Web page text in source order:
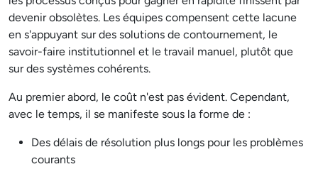
devenir obsolètes. Les équipes compensent cette lacune
en s'appuyant sur des solutions de contournement, le
savoir-faire institutionnel et le travail manuel, plutôt que
sur des systèmes cohérents.
Au premier abord, le coût n'est pas évident. Cependant,
avec le temps, il se manifeste sous la forme de :
Des délais de résolution plus longs pour les problèmes
courants